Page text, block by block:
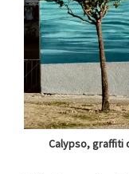
Calypso, graffiti